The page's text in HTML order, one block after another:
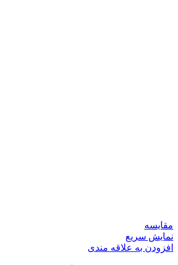
مقايسه
نمایش سریع
افزودن به علاقه مندی